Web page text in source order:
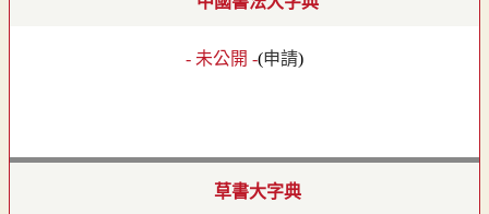
- 未公開 -(申請)
草書大字典